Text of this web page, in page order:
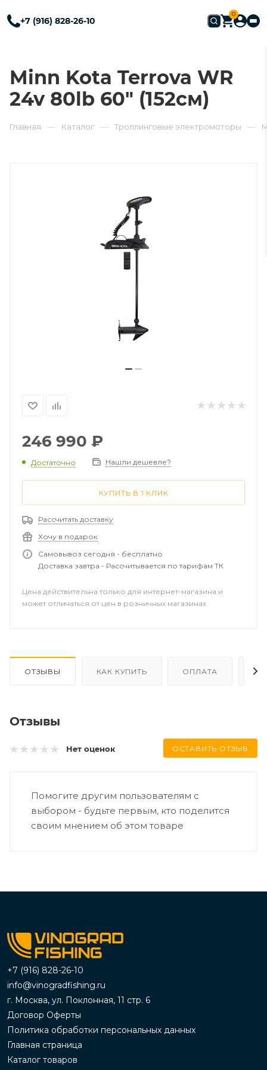
+7 (916) 828-26-10
0
Minn Kota Terrova WR
24v 80lb 60" (152см)
Главная — Каталог — Троллинговые электромоторы —
246 990 ₽
Достаточно Нашли дешевле?
КУПИТЬ В 1 КЛИК
Рассчитать доставку
Хочу в подарок
Самовывоз сегодня - бесплатно
Доставка завтра - Рассчитывается по тарифам ТК
Цена действительна только для интернет-магазина и
может отличаться от цен в розничных магазинах
ОТЗЫВЫ КАК КУПИТЬ ОПЛАТА
Отзывы
Нет оценок ОСТАВИТЬ ОТЗЫВ
Помогите другим пользователям с
выбором - будьте первым, кто поделится
своим мнением об этом товаре
+7 (916) 828-26-10
info@vinogradfishing.ru
г. Москва, ул. Поклонная, 11 стр. 6
Договор Оферты
Политика обработки персональных данных
Главная страница
Каталог товаров